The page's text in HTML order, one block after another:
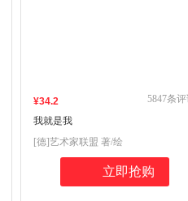
¥34.2
我就是我
5847条
[德]艺术家联盟 著/绘
立即抢购